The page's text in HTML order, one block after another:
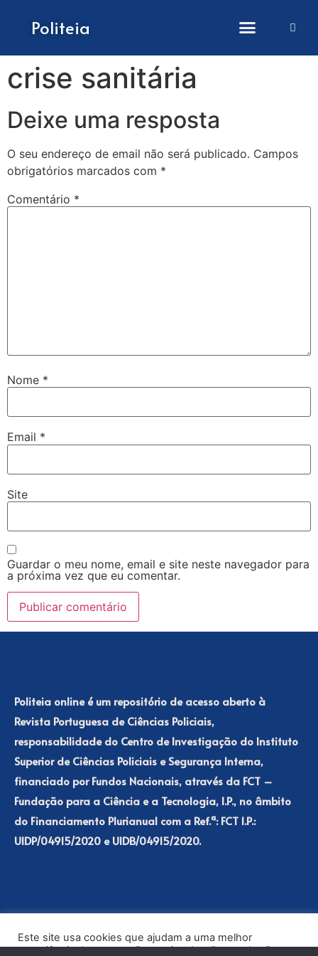
Politeia
crise sanitária
Deixe uma resposta
O seu endereço de email não será publicado. Campos
obrigatórios marcados com *
Comentário *
Nome *
Email *
Site
Guardar o meu nome, email e site neste navegador para
a próxima vez que eu comentar.
Politeia online é um repositório de acesso aberto à
Revista Portuguesa de Ciências Policiais,
responsabilidade do Centro de Investigação do Instituto
Superior de Ciências Policiais e Segurança Interna,
financiado por Fundos Nacionais, através da FCT –
Fundação para a Ciência e a Tecnologia, I.P., no âmbito
do Financiamento Plurianual com a Ref.ª: FCT I.P.:
UIDP/04915/2020 e UIDB/04915/2020.
Este site usa cookies que ajudam a uma melhor
experiência de navegação no site. Ao clicar no botão